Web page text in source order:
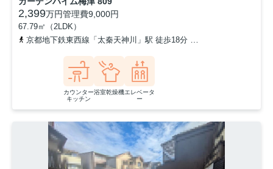
2,399万円管理費9,000円
67.79㎡（2LDK）
京都地下鉄東西線「太秦天神川」駅 徒歩18分
カウンター
キッチン
浴室乾燥機エレベータ
ー